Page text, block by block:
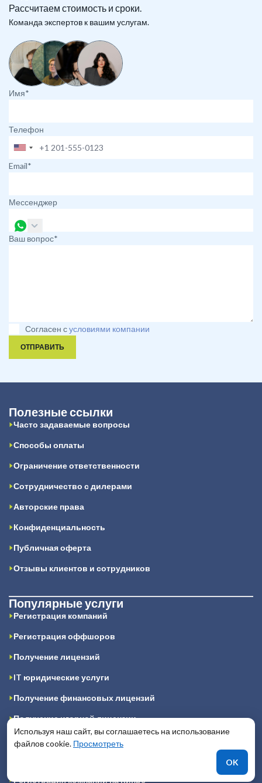
Рассчитаем стоимость и сроки.
Команда экспертов к вашим услугам.
Имя*
Телефон
Email*
Мессенджер
Ваш вопрос*
Согласен сусловиями компании
ОТПРАВИТЬ
Полезные ссылки
Часто задаваемые вопросы
Способы оплаты
Ограничение ответственности
Сотрудничество с дилерами
Авторские права
Конфиденциальность
Публичная оферта
Отзывы клиентов и сотрудников
Популярные услуги
Регистрация компаний
Регистрация оффшоров
Получение лицензий
IT юридические услуги
Получение финансовых лицензий
Получение игорной лицензии
Подготовка юридических заключений
Регистрация компании на Кипре
Используя наш сайт, вы соглашаетесь на использование
файлов cookie. Просмотреть
OK